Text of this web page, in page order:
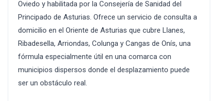
Oviedo y habilitada por la Consejería de Sanidad del
Principado de Asturias. Ofrece un servicio de consulta a
domicilio en el Oriente de Asturias que cubre Llanes,
Ribadesella, Arriondas, Colunga y Cangas de Onís, una
fórmula especialmente útil en una comarca con
municipios dispersos donde el desplazamiento puede
ser un obstáculo real.